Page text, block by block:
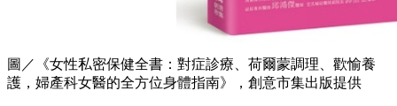
圖／《女性私密保健全書：對症診療、荷爾蒙調理、歡愉養
護，婦產科女醫的全方位身體指南》，創意市集出版提供